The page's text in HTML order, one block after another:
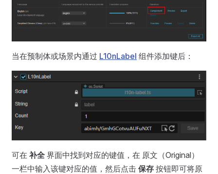
当在预制体或场景内通过 L10nLabel 组件添加键后：
可在 补全 界面中找到对应的键值，在 原文（Original）
一栏中输入该键对应的值，然后点击 保存 按钮即可将原